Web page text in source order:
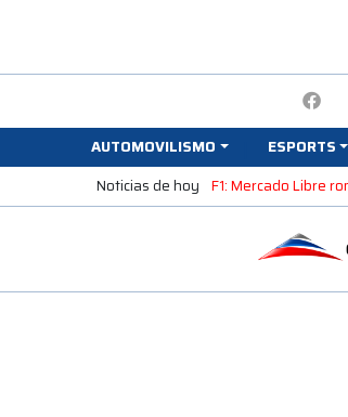
AUTOMOVILISMO ESPORTS
Noticias de hoy F1: Mercado Libre